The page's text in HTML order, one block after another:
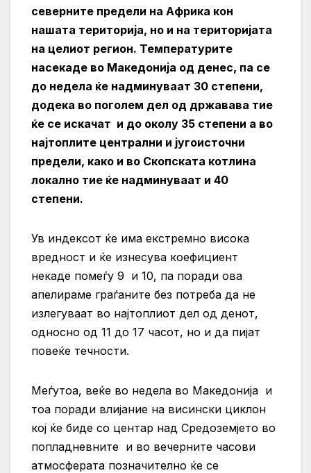
северните предели на Африка кон
нашата територија, но и на територијата
на целиот регион. Температурите
насекаде во Македонија од денес, па се
до недела ќе надминуваат 30 степени,
додека во поголем дел од државава тие
ќе се искачат и до околу 35 степени а во
најтоплите централни и југоисточни
предели, како и во Скопската котлина
локално тие ќе надминуваат и 40
степени.
Ув индексот ќе има екстремно висока
вредност и ќе изнесува коефициент
некаде помеѓу 9 и 10, па поради ова
апелираме граѓаните без потреба да не
излегуваат во најтоплиот дел од денот,
односно од 11 до 17 часот, но и да пијат
повеќе течности.
Меѓутоа, веќе во недела во Македонија и
тоа поради влијание на висински циклон
кој ќе биде со центар над Средоземјето во
попладневните и во вечерните часови
атмосферата позначително ќе се